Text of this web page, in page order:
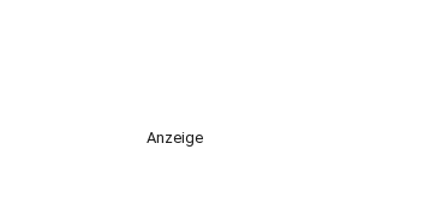
Anzeige